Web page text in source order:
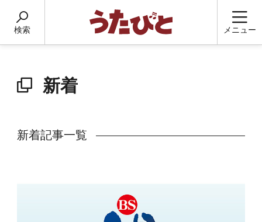
検索 メニュー
新着
新着記事一覧